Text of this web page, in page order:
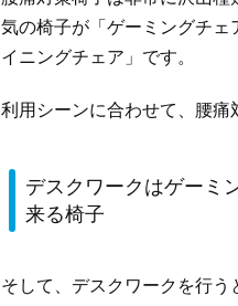
気の椅子が「ゲーミングチ
イニングチェア」です。
利用シーンに合わせて、腰痛
デスクワークはゲーミ
来る椅子
そして、デスクワークを行